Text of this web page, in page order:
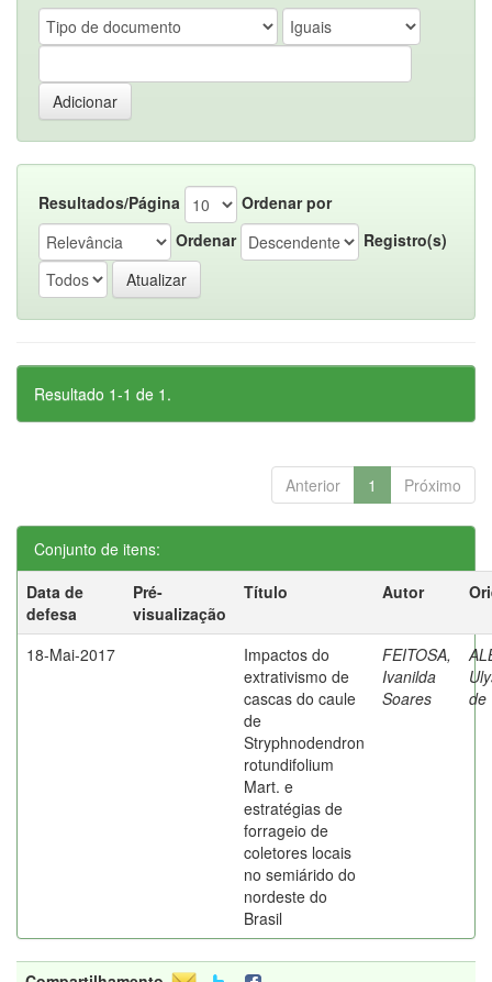
Resultados/Página
Ordenar por
Ordenar
Registro(s)
Resultado 1-1 de 1.
Anterior 1 Próximo
Conjunto de itens:
Data de
defesa
Pré-
visualização
Título Autor
18-Mai-2017
Impactos do
extrativismo de
cascas do caule
de
Stryphnodendron
rotundifolium
Mart. e
estratégias de
forrageio de
coletores locais
no semiárido do
nordeste do
Brasil
FEITOSA,
Ivanilda
Soares
de